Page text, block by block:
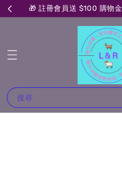
🎁 註冊會員送 $100 購物金
搜尋